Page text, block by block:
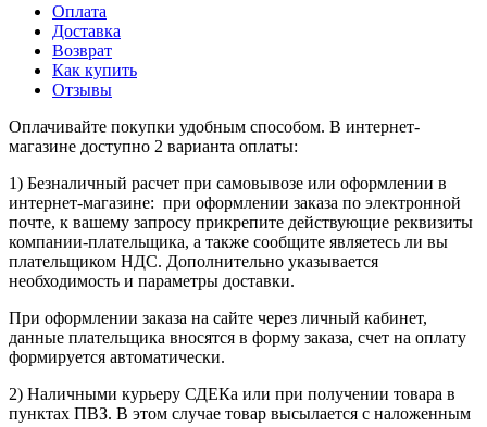
Оплата
Доставка
Возврат
Как купить
Отзывы
Оплачивайте покупки удобным способом. В интернет-
магазине доступно 2 варианта оплаты:
1) Безналичный расчет при самовывозе или оформлении в
интернет-магазине: при оформлении заказа по электронной
почте, к вашему запросу прикрепите действующие реквизиты
компании-плательщика, а также сообщите являетесь ли вы
плательщиком НДС. Дополнительно указывается
необходимость и параметры доставки.
При оформлении заказа на сайте через личный кабинет,
данные плательщика вносятся в форму заказа, счет на оплату
формируется автоматически.
2) Наличными курьеру СДЕКа или при получении товара в
пунктах ПВЗ. В этом случае товар высылается с наложенным